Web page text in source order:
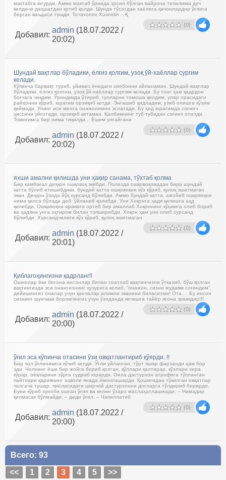
мактабга югурди. Аммо мактаб ўрнида ҳосил бўлган вайрона тепаликка дуч
келди-ю даҳшатдан қотиб қолди. Шунда тўсатдан хаёлига қачонлардир ўғлига
берган ваъдаси тушди: To'raxonov Xusnidin – Қ
(0)
Добавил:
admin (18.07.2022 /
20:02)
Шундай вақтлар бўладики, ёлғиз қолгим, узоқ ўй-хаёллар сургим
келади.
Кўпинча барвақт туриб, уйимиз ёнидаги хиёбонни айланаман. Шундай вақтлар
бўладики, ёлғиз қолгим, узоқ ўй-хаёллар сургим келади. Бу тонг ҳам қадрдон
боғчага чиқдим. Ўриндиқда ўтириб, гулларни томоша қилдим, улар орасидаги
райҳонни кўриб, юрагим орзиқиб кетди. Энгашиб ҳидладим, узиб олишга кўзим
қиймади. Унинг иси менга онажонимни эслатади. Бу ҳид юрагимда соғинч
ҳиссини уйғотади, орзиқиб кетаман. Қалбимнинг туб-тубидан соғинч отилди.
Томоғимга бир нима тиқилди... Ёшим улғайгани
(0)
Добавил:
admin (18.07.2022 /
20:02)
яхши амални қилишда уни ҳақир санама, тўхтаб қолма
Бир камбағал деҳқон ошқовоқ экибди. Полизда ошқовоқлардан бири шундай
катта бўлиб етишибдики, бундай катта ошқовоқни кўз кўриб, қулоқ эшитмаган
экан. Деҳқон ўзида йўқ хурсанд бўлибди. Аммо бундай катта, ажойиб ошқовоқни
нима қилса бўлади деб, ўйланиб қолибди. Уни Хоқонга ҳадя қилишга аҳд
қилибди. Ошқавоқни аравага ортиб бир амаллаб Хоқоннинг кўшкига олиб бориб
ва ҳадяни унга эҳтиром билан топширибди. Хоқон ҳам уни олиб хурсанд
бўлибди. Хурсандчилиги кўз кўриб, қулоқ эшитмаган
(0)
Добавил:
admin (18.07.2022 /
20:01)
Қиблагоҳингизни қадрланг!!
Ошнолар ёки бегона инсонлар билан соатлаб вақтингизни ўтказиб, бўш қолган
вақтингизда эса онангизнинг ҳузурига келиб, “онажон, сизни жудаям соғиндим”,
дейишингиз оналар учун қанчалар аламли эканини биласизми! Ота.... Бу инсон
сизнинг шунчаки борлигингиз учун ўзиданда кечишга тайёр ягона эркакдир!!!
(0)
Добавил:
admin (18.07.2022 /
20:00)
ўғил эса кўпинча отасини ўзи овқатлантириб қўярди..!!
Бир чол ўғлиникига кўчиб келди. Ўғли уйланган, тўрт яшар фарзанди ҳам бор
эди. Чолнинг ёши бир жойга бориб қолган, қўллари қалтирар, кўзлари хира
кўрар, оёқларини зўрға судраб юрарди. Оила дастурхон атрофига тўпланган
пайтлари қариянинг аҳволи янада ёмонлашарди. Қошиғидан тўкилган овқатлар
полгача тушар, пиёласидаги ширчой дастурхонни доғларга тўлдириб борарди.
Буни кўриб хуноби ошган ўғил ва келин ўзаро маслаҳатлашишди: – Нимадир
қилмасак бўлмайди, – деди ўғил. – Чапиллатиб
(0)
Добавил:
admin (18.07.2022 /
20:00)
Всего: 93
<<
1 2 3 4 5 >>